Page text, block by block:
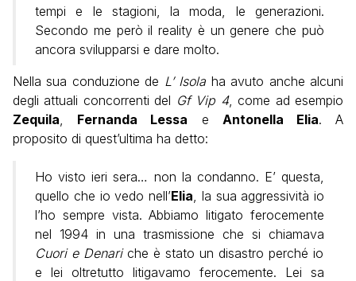
tempi e le stagioni, la moda, le generazioni.
Secondo me però il reality è un genere che può
ancora svilupparsi e dare molto.
Nella sua conduzione de L’ Isola ha avuto anche alcuni
degli attuali concorrenti del Gf Vip 4, come ad esempio
Zequila, Fernanda Lessa e Antonella Elia. A
proposito di quest’ultima ha detto:
Ho visto ieri sera… non la condanno. E’ questa,
quello che io vedo nell’Elia, la sua aggressività io
l’ho sempre vista. Abbiamo litigato ferocemente
nel 1994 in una trasmissione che si chiamava
Cuori e Denari che è stato un disastro perché io
e lei oltretutto litigavamo ferocemente. Lei sa